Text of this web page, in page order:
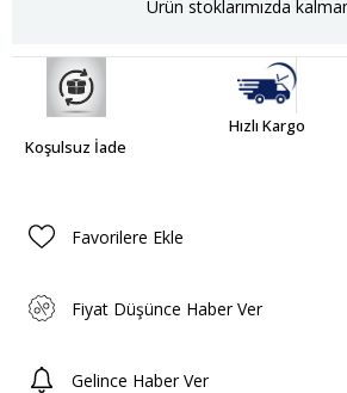
Ürün stoklarımızda
Koşulsuz İade
Hızlı Kargo
Favorilere Ekle
Fiyat Düşünce Haber Ver
Gelince Haber Ver